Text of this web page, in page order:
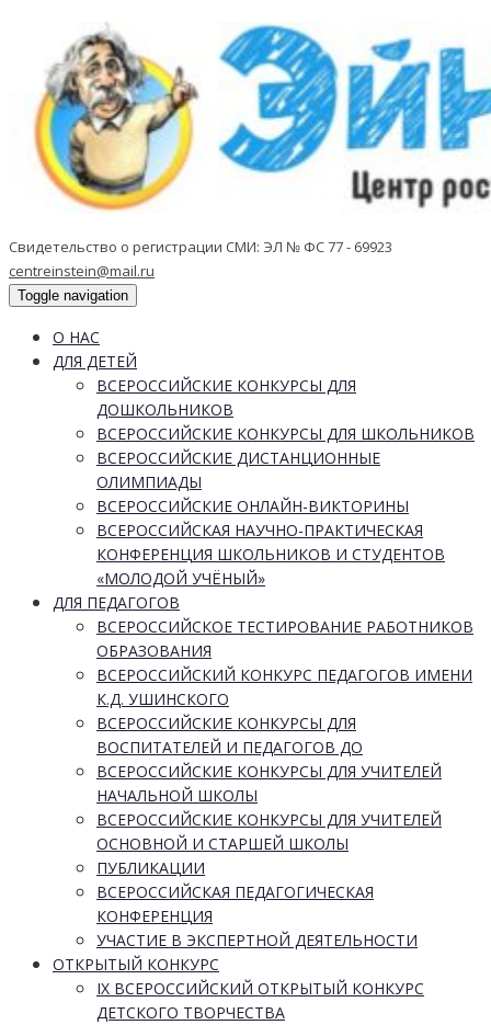
Свидетельство о регистрации СМИ: ЭЛ № ФС 77 - 69923
centreinstein@mail.ru
Toggle navigation
О НАС
ДЛЯ ДЕТЕЙ
ВСЕРОССИЙСКИЕ КОНКУРСЫ ДЛЯ
ДОШКОЛЬНИКОВ
ВСЕРОССИЙСКИЕ КОНКУРСЫ ДЛЯ ШКОЛЬНИКОВ
ВСЕРОССИЙСКИЕ ДИСТАНЦИОННЫЕ
ОЛИМПИАДЫ
ВСЕРОССИЙСКИЕ ОНЛАЙН-ВИКТОРИНЫ
ВСЕРОССИЙСКАЯ НАУЧНО-ПРАКТИЧЕСКАЯ
КОНФЕРЕНЦИЯ ШКОЛЬНИКОВ И СТУДЕНТОВ
«МОЛОДОЙ УЧЁНЫЙ»
ДЛЯ ПЕДАГОГОВ
ВСЕРОССИЙСКОЕ ТЕСТИРОВАНИЕ РАБОТНИКОВ
ОБРАЗОВАНИЯ
ВСЕРОССИЙСКИЙ КОНКУРС ПЕДАГОГОВ ИМЕНИ
К.Д. УШИНСКОГО
ВСЕРОССИЙСКИЕ КОНКУРСЫ ДЛЯ
ВОСПИТАТЕЛЕЙ И ПЕДАГОГОВ ДО
ВСЕРОССИЙСКИЕ КОНКУРСЫ ДЛЯ УЧИТЕЛЕЙ
НАЧАЛЬНОЙ ШКОЛЫ
ВСЕРОССИЙСКИЕ КОНКУРСЫ ДЛЯ УЧИТЕЛЕЙ
ОСНОВНОЙ И СТАРШЕЙ ШКОЛЫ
ПУБЛИКАЦИИ
ВСЕРОССИЙСКАЯ ПЕДАГОГИЧЕСКАЯ
КОНФЕРЕНЦИЯ
УЧАСТИЕ В ЭКСПЕРТНОЙ ДЕЯТЕЛЬНОСТИ
ОТКРЫТЫЙ КОНКУРС
IX ВСЕРОССИЙСКИЙ ОТКРЫТЫЙ КОНКУРС
ДЕТСКОГО ТВОРЧЕСТВА